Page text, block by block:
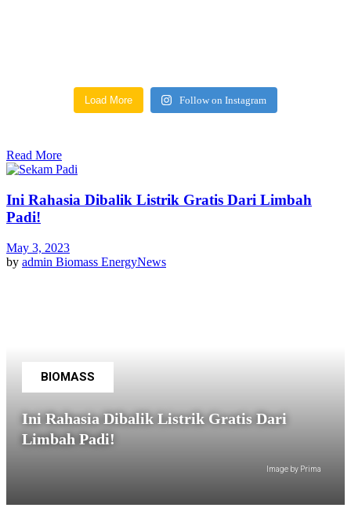
Load More Follow on Instagram
Read More
Ini Rahasia Dibalik Listrik Gratis Dari Limbah
Padi!
May 3, 2023
by admin Biomass EnergyNews
BIOMASS
Ini Rahasia Dibalik Listrik Gratis Dari
Limbah Padi!
Image by Prima